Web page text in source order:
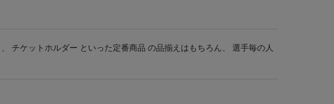
、 チケットホルダー といった定番商品 の品揃えはもちろん、 選手毎の人